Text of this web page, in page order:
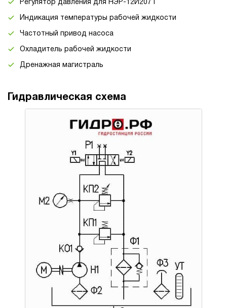
Регулятор давления для НЭР-12И207Т
Индикация температуры рабочей жидкости
Частотный привод насоса
Охладитель рабочей жидкости
Дренажная магистраль
Гидравлическая схема